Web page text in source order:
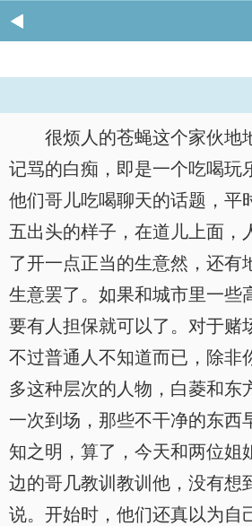
很烦人的苍蝇这个家伙地
记骂的白痴，即是一个吃喝玩
他们哥儿吃喝聊天的话题，平
五出头的样子，在道儿上面，
了开一点正当的生意然，还有
生意罢了。如果和城市里一些
要有人担保就可以了。对于赌
不过普通人不知道而已，除非
多这种层次的人物，白菱和东
一次到场，那些不干净的东西
知之明，算了，今天和两位姐
边的哥几教训教训他，没有想
说。开始时，他们还真以为自